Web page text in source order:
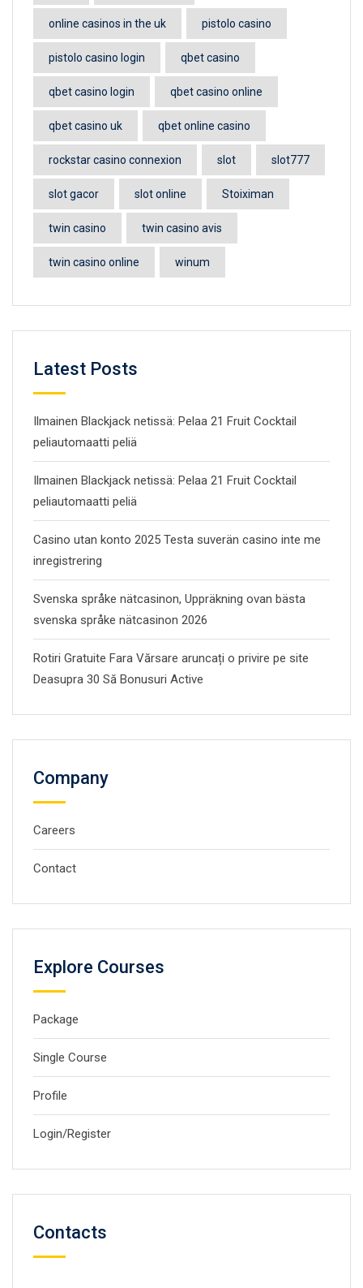
online casinos in the uk pistolo casino
pistolo casino login qbet casino
qbet casino login qbet casino online
qbet casino uk qbet online casino
rockstar casino connexion slot slot777
slot gacor slot online Stoiximan
twin casino twin casino avis
twin casino online winum
Latest Posts
Ilmainen Blackjack netissä: Pelaa 21 Fruit Cocktail
peliautomaatti peliä
Ilmainen Blackjack netissä: Pelaa 21 Fruit Cocktail
peliautomaatti peliä
Casino utan konto 2025 Testa suverän casino inte me
inregistrering
Svenska språke nätcasinon, Uppräkning ovan bästa
svenska språke nätcasinon 2026
Rotiri Gratuite Fara Vărsare aruncați o privire pe site
Deasupra 30 Să Bonusuri Active
Company
Careers
Contact
Explore Courses
Package
Single Course
Profile
Login/Register
Contacts